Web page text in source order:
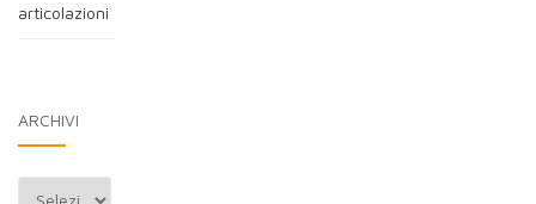
articolazioni
ARCHIVI
Archivi